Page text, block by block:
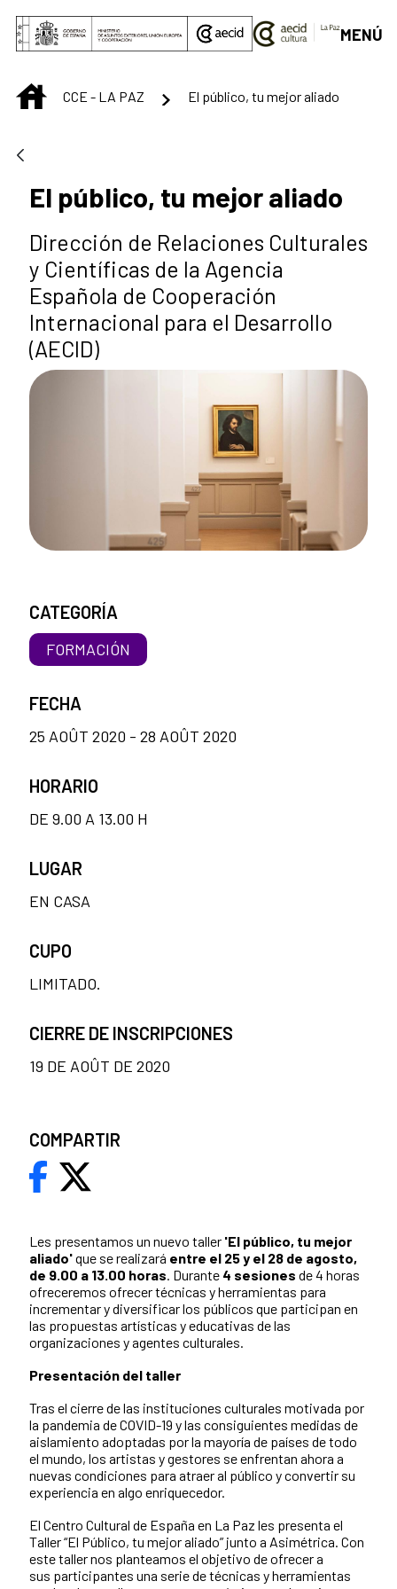
Saut au contenu principal
MENÚ
INICIOCCE - LA PAZ El público, tu mejor aliado
El público, tu mejor aliado
Dirección de Relaciones Culturales
y Científicas de la Agencia
Española de Cooperación
Internacional para el Desarrollo
(AECID)
Les presentamos un nuevo taller 'El público, tu mejor
aliado'que se realizará entre el 25 y el 28 de agosto,
de 9.00 a 13.00 horas. Durante 4 sesiones de 4 horas
ofreceremos ofrecer técnicas y herramientas para
incrementar y diversificar los públicos que participan en
las propuestas artísticas y educativas de las
organizaciones y agentes culturales.
Presentación del taller
Tras el cierre de las instituciones culturales motivada por
la pandemia de COVID-19 y las consiguientes medidas de
aislamiento adoptadas por la mayoría de países de todo
el mundo, los artistas y gestores se enfrentan ahora a
nuevas condiciones para atraer al público y convertir su
experiencia en algo enriquecedor.
El Centro Cultural de España en La Paz les presenta el
Taller “El Público, tu mejor aliado” junto a Asimétrica. Con
este taller nos planteamos el objetivo de ofrecer a
sus participantes una serie de técnicas y herramientas
CATEGORÍA
FORMACIÓN
FECHA
25 AOÛT 2020 - 28 AOÛT 2020
HORARIO
DE 9.00 A 13.00 H
LUGAR
EN CASA
CUPO
LIMITADO.
CIERRE DE INSCRIPCIONES
19 DE AOÛT DE 2020
COMPARTIR